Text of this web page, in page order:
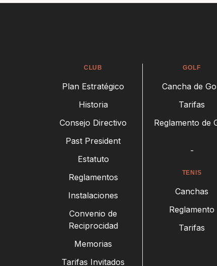
CLUB
Plan Estratégico
Historia
Consejo Directivo
Past President
Estatuto
Reglamentos
Instalaciones
Convenio de
Reciprocidad
Memorias
Tarifas Invitados
GOLF
Cancha de
Tarifas
Reglamento de
-
TENIS
Canchas
Reglamento
Tarifas